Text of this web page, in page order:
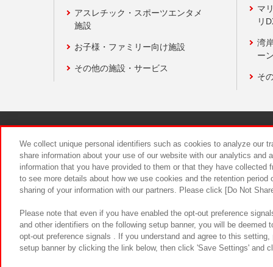
アスレチック・スポーツエンタメ
施設
お子様・ファミリー向け施設
その他の施設・サービス
マ
リ
湾
ー
そ
食品のご
We collect unique personal identifiers such as cookies to analyze our
share information about your use of our website with our analytics and
information that you have provided to them or that they have
to see more details about how we use cookies and the retention
sharing of your information with our partners. Please click [Do Not
Please note that even if you have enabled the opt-out preference
and other identifiers on the following setup banner, you will be
opt-out preference signals . If you understand and agree to this
setup banner by clicking the link below, then click 'Save Settings' and